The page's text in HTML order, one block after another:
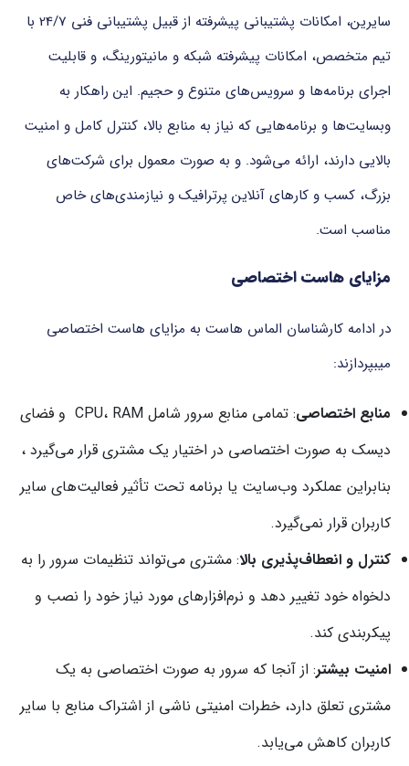
سایرین، امکانات پشتیبانی پیشرفته از قبیل پشتیبانی فنی 24/7 با
تیم متخصص، امکانات پیشرفته شبکه و مانیتورینگ، و قابلیت
اجرای برنامه‌ها و سرویس‌های متنوع و حجیم. این راهکار به
وبسایت‌ها و برنامه‌هایی که نیاز به منابع بالا، کنترل کامل و امنیت
بالایی دارند، ارائه می‌شود. و به صورت معمول برای شرکت‌های
بزرگ، کسب و کارهای آنلاین پرترافیک و نیازمندی‌های خاص
مناسب است.
مزایای هاست اختصاصی
در ادامه کارشناسان الماس هاست به مزایای هاست اختصاصی
میبپردازند:
منابع اختصاصی
: تمامی منابع سرور شامل CPU، RAM و فضای
دیسک به صورت اختصاصی در اختیار یک مشتری قرار می‌گیرد ،
بنابراین عملکرد وب‌سایت یا برنامه تحت تأثیر فعالیت‌های سایر
کاربران قرار نمی‌گیرد.
کنترل و انعطاف‌پذیری بالا: مشتری می‌تواند تنظیمات سرور را به
دلخواه خود تغییر دهد و نرم‌افزارهای مورد نیاز خود را نصب و
پیکربندی کند.
امنیت بیشتر: از آنجا که سرور به صورت اختصاصی به یک
مشتری تعلق دارد، خطرات امنیتی ناشی از اشتراک منابع با سایر
کاربران کاهش می‌یابد.